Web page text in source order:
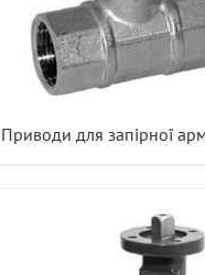
Приводи для запірної